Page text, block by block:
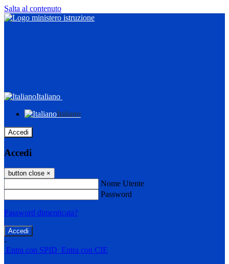
Salta al contenuto
Italiano
Italiano
Accedi
Accedi
button close ×
Nome Utente
Password
Password dimenticata?
-
Entra con SPID Entra con CIE